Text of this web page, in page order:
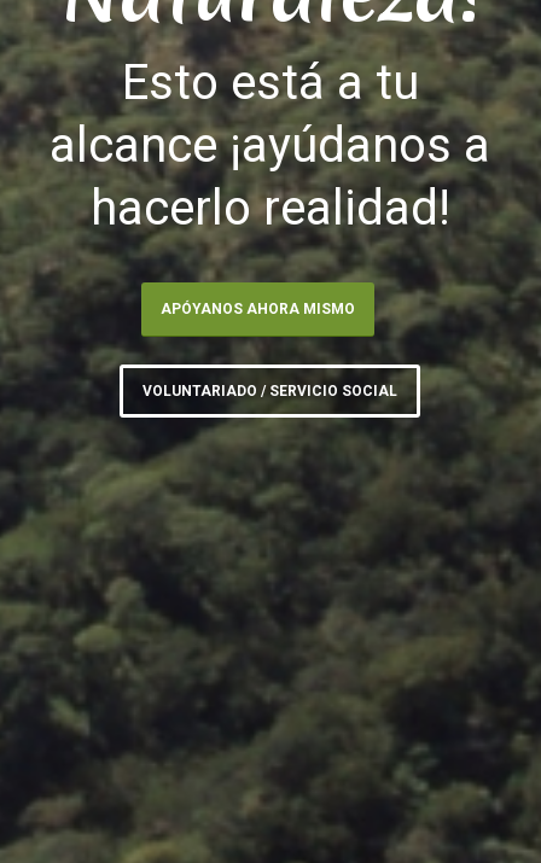
Esto está a tu
alcance ¡ayúdanos a
hacerlo realidad!
APÓYANOS AHORA MISMO
VOLUNTARIADO / SERVICIO SOCIAL